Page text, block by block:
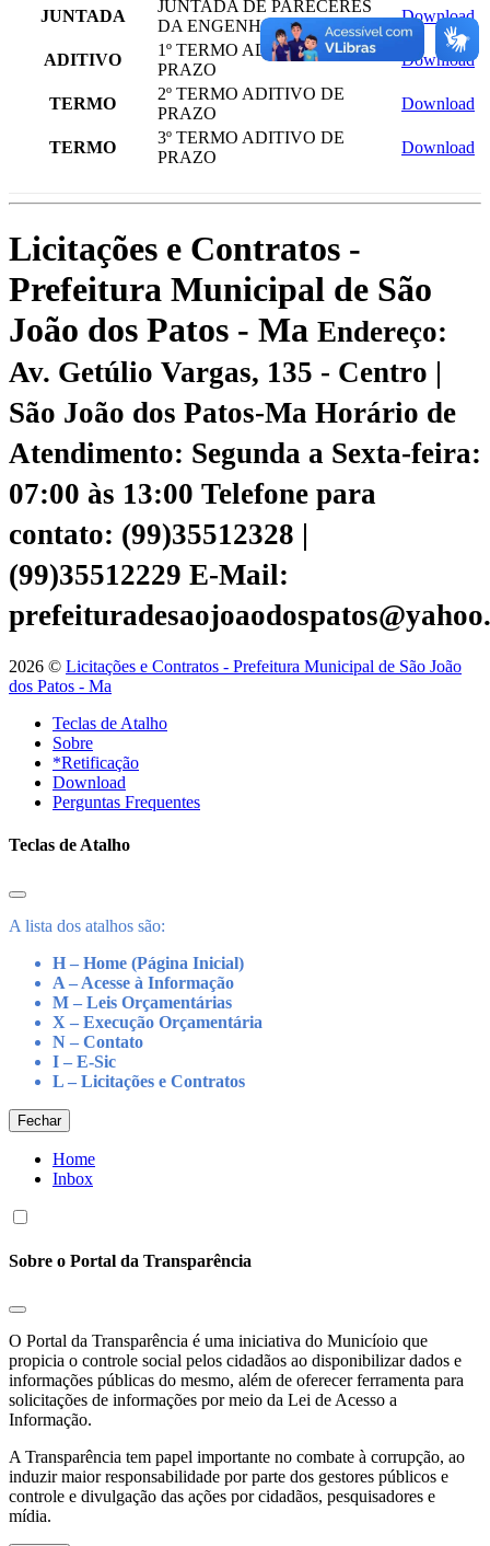
JUNTADA
JUNTADA DE PARECERES
DA ENGENHARIA
Download
ADITIVO
1º TERMO ADITIVO DE
PRAZO
Download
TERMO
2º TERMO ADITIVO DE
PRAZO
Download
TERMO
3º TERMO ADITIVO DE
PRAZO
Download
Licitações e Contratos -
Prefeitura Municipal de São
João dos Patos - Ma Endereço:
Av. Getúlio Vargas, 135 - Centro |
São João dos Patos-Ma Horário de
Atendimento: Segunda a Sexta-feira:
07:00 às 13:00 Telefone para
contato: (99)35512328 |
(99)35512229 E-Mail:
2026 © Licitações e Contratos - Prefeitura Municipal de São João
dos Patos - Ma
Teclas de Atalho
Sobre
*Retificação
Download
Perguntas Frequentes
Teclas de Atalho
A lista dos atalhos são:
H – Home (Página Inicial)
A – Acesse à Informação
M – Leis Orçamentárias
X – Execução Orçamentária
N – Contato
I – E-Sic
L – Licitações e Contratos
Fechar
Home
Inbox
Sobre o Portal da Transparência
O Portal da Transparência é uma iniciativa do Municíoio que
propicia o controle social pelos cidadãos ao disponibilizar dados e
informações públicas do mesmo, além de oferecer ferramenta para
solicitações de informações por meio da Lei de Acesso a
Informação.
A Transparência tem papel importante no combate à corrupção, ao
induzir maior responsabilidade por parte dos gestores públicos e
controle e divulgação das ações por cidadãos, pesquisadores e
mídia.